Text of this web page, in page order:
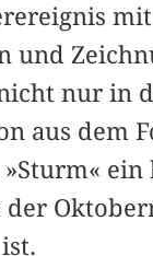
und
nur in
aus dem
ein
der